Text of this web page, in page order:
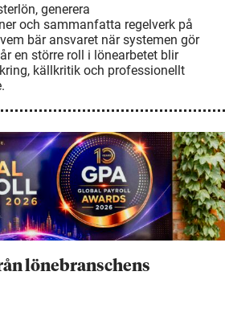
generera
och sammanfatta regelverk på
bär ansvaret när systemen gör
en större roll i lönearbetet blir
källkritik och professionellt
lönebranschens